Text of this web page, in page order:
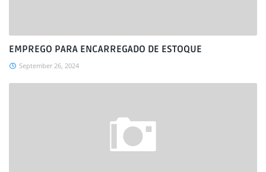
EMPREGO PARA ENCARREGADO DE ESTOQUE
September 26, 2024